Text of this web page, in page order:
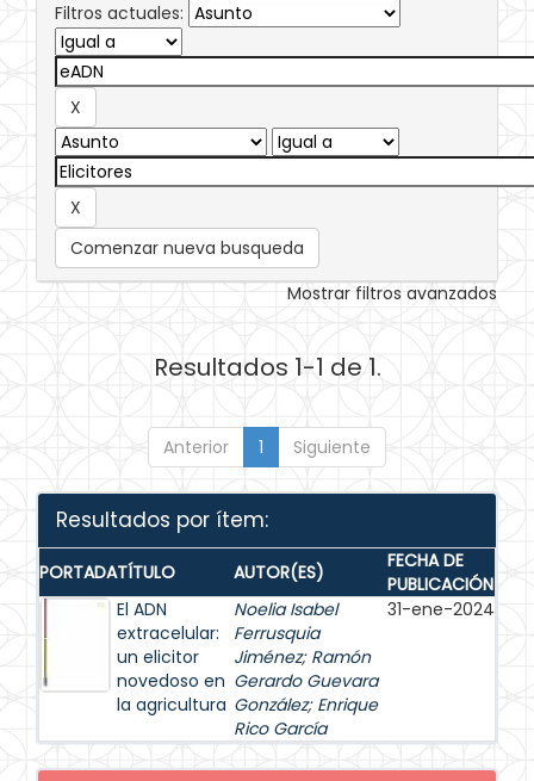
Filtros actuales:
Comenzar nueva busqueda
Mostrar filtros avanzados
Resultados 1-1 de 1.
Anterior 1 Siguiente
Resultados por ítem:
PORTADATÍTULO AUTOR(ES)
FECHA DE
PUBLICACIÓN
El ADN
extracelular:
un elicitor
novedoso en
la agricultura
Noelia Isabel
Ferrusquia
Jiménez; Ramón
Gerardo Guevara
González; Enrique
Rico García
31-ene-2024